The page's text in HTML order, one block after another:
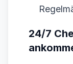
24/7